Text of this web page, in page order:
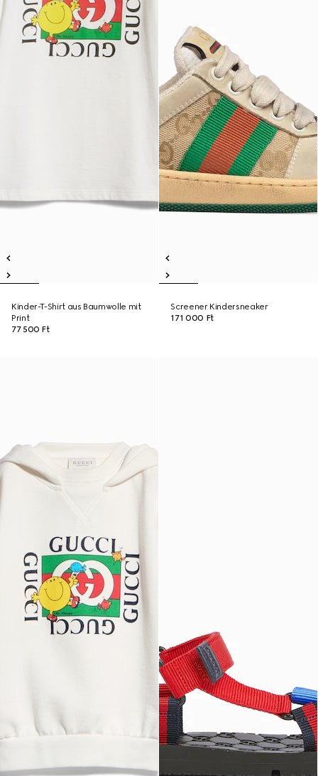
Kinder-T-Shirt aus Baumwolle mit
Print
77 500 Ft
Screener Kindersneaker
171 000 Ft